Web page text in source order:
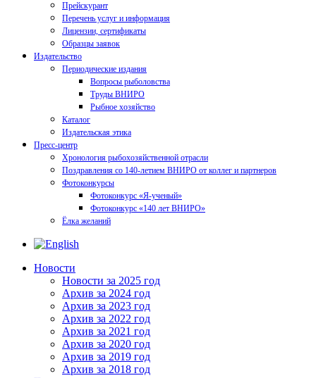
Прейскурант
Перечень услуг и информация
Лицензии, сертификаты
Образцы заявок
Издательство
Периодические издания
Вопросы рыболовства
Труды ВНИРО
Рыбное хозяйство
Каталог
Издательская этика
Пресс-центр
Хронология рыбохозяйственной отрасли
Поздравления со 140-летием ВНИРО от коллег и партнеров
Фотоконкурсы
Фотоконкурс «Я-ученый»
Фотоконкурс «140 лет ВНИРО»
Ёлка желаний
Новости
Новости за 2025 год
Архив за 2024 год
Архив за 2023 год
Архив за 2022 год
Архив за 2021 год
Архив за 2020 год
Архив за 2019 год
Архив за 2018 год